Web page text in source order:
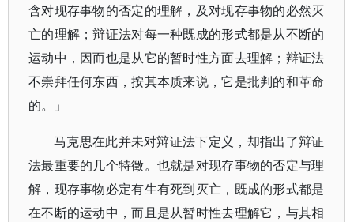
含对现存事物的否定的理解，及对现存事物的必然灭
亡的理解；辩证法对每一种既成的形式都是从不断的
运动中，因而也是从它的暂时性方面去理解；辩证法
不崇拜任何东西，按其本质来说，它是批判的和革命
的。」
马克思在此并未对辩证法下定义，却指出了辩证
法最重要的几个特徵。也就是对现存事物的否定与理
解，现存事物必定有生有死到灭亡，既成的形式都是
在不断的运动中，而且是从暂时性去理解它，与其相